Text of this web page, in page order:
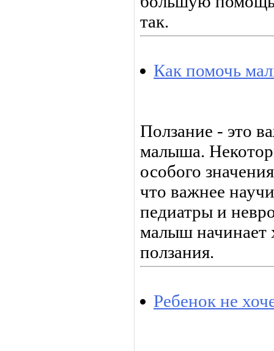
так.
Как помочь
Ползание - это
малыша.
особого
что важнее
педиатры и
малыш начинает
ползания.
Ребенок не